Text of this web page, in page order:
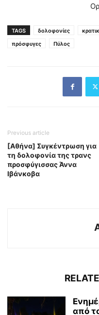
TAGS δολοφονίες
πρόσφυγες
Πύλος
Previous article
[Αθήνα] Συγκέντρωση για
τη δολοφονία της τρανς
προσφύγισσας Άννα
Ιβάνκοβα
από